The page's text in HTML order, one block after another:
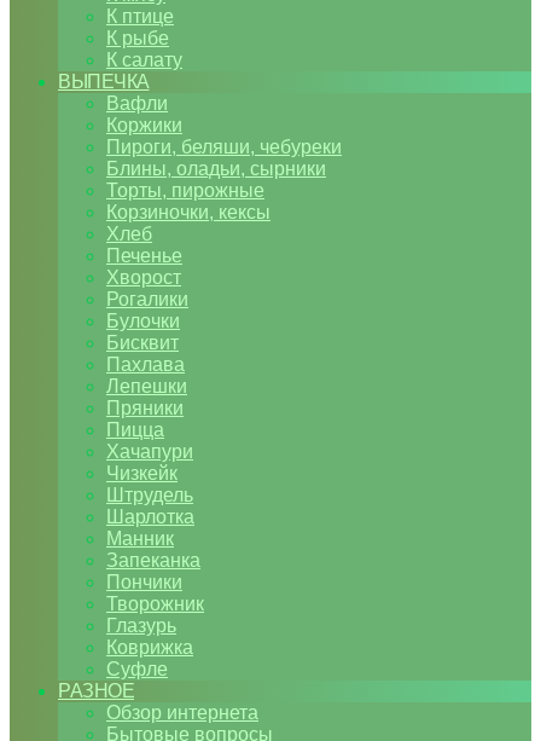
К птице
К рыбе
К салату
ВЫПЕЧКА
Вафли
Коржики
Пироги, беляши, чебуреки
Блины, оладьи, сырники
Торты, пирожные
Корзиночки, кексы
Хлеб
Печенье
Хворост
Рогалики
Булочки
Бисквит
Пахлава
Лепешки
Пряники
Пицца
Хачапури
Чизкейк
Штрудель
Шарлотка
Манник
Запеканка
Пончики
Творожник
Глазурь
Коврижка
Суфле
РАЗНОЕ
Обзор интернета
Бытовые вопросы